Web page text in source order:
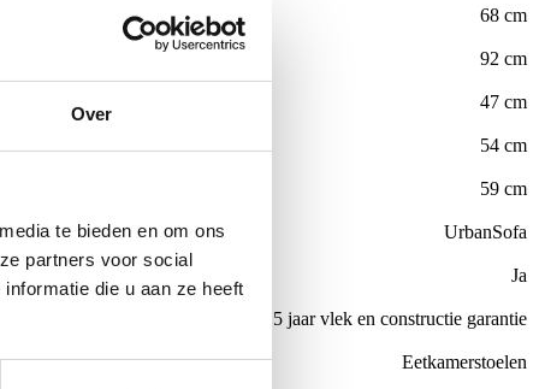
Over
te bieden en om ons
partners voor social
die u aan ze heeft
68 cm
92 cm
47 cm
54 cm
59 cm
UrbanSofa
Ja
All in house Just enjoy 5 jaar vlek en constructie garantie
Eetkamerstoelen